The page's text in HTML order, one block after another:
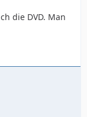
die DVD. Man